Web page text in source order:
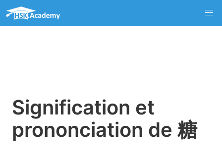
Signification et
prononciation de 糖